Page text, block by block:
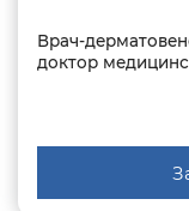
Врач-
доктор